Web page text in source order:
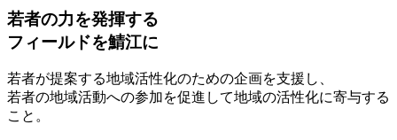
若者の力を発揮する
フィールドを鯖江に
若者が提案する地域活性化のための企画を支援し、
若者の地域活動への参加を促進して地域の活性化に寄与する
こと。